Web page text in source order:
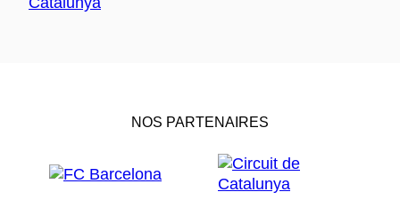
NOS PARTENAIRES